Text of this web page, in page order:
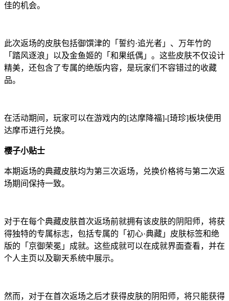
佳的机会。
此次返场的皮肤包括御馔津的「誓约·追光者」、万年竹的
「踏风逐浪」以及金鱼姬的「和果纸偶」。这些皮肤不仅设计
精美，还包含了专属的绝版内容，是玩家们不容错过的收藏
品。
在活动期间，玩家可以在游戏内的[达摩降福]-[琦珍]板块使用
达摩币进行兑换。
樱子小贴士
本期返场的典藏皮肤均为第三次返场，兑换价格将与第二次返
场期间保持一致。
对于在每个典藏皮肤首次返场前就拥有该皮肤的阴阳师，将获
得独特的专属标志，包括专属的「初心·典藏」皮肤标签和绝
版的「京御荣冕」成就。这些成就可以在成就界面查看，并在
个人主页以及聊天系统中展示。
然而，对于在首次返场之后才获得皮肤的阴阳师，将只能获得